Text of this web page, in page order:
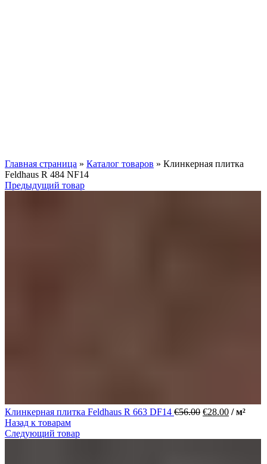
Главная страница » Каталог товаров » Клинкерная плитка
Feldhaus R 484 NF14
Предыдущий товар
Клинкерная плитка Feldhaus R 663 DF14 €56.00 €28.00 / м²
Назад к товарам
Следующий товар